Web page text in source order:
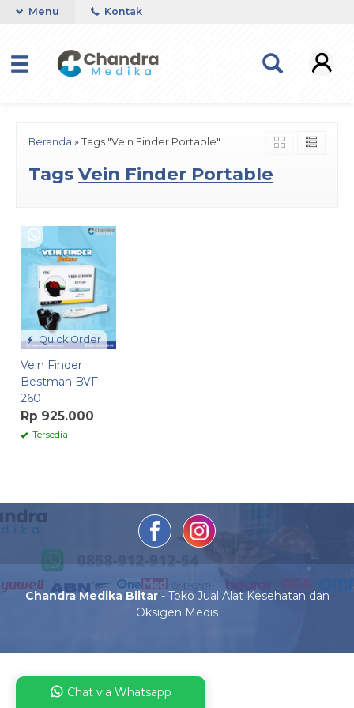
Menu Kontak
Beranda » Tags "Vein Finder Portable"
Tags Vein Finder Portable
Quick Order
Vein Finder
Bestman BVF-
260
Rp 925.000
Tersedia
Chandra Medika Blitar- Toko Jual Alat Kesehatan dan
Oksigen Medis
Chat via Whatsapp